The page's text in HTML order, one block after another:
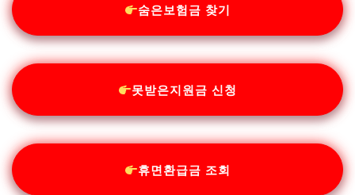
숨은보험금 찾기
못받은지원금 신청
휴면환급금 조회